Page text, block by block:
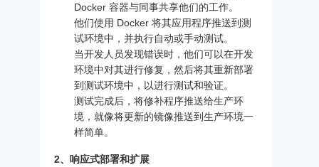
Docker 容器与同事共享他们的工作。
他们使用 Docker 将其应用程序推送到测
试环境中，并执行自动或手动测试。
当开发人员发现错误时，他们可以在开发
环境中对其进行修复，然后将其重新部署
到测试环境中，以进行测试和验证。
测试完成后，将修补程序推送给生产环
境，就像将更新的镜像推送到生产环境一
样简单。
2、响应式部署和扩展